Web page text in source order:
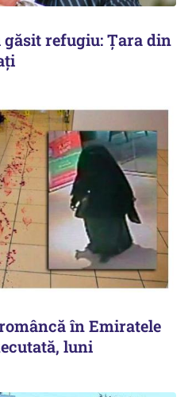
refugiu: Țara din
în Emiratele
luni